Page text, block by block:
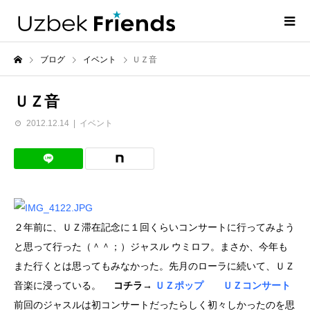
ブログ イベント ＵＺ音
ＵＺ音
2012.12.14 イベント
２年前に、ＵＺ滞在記念に１回くらいコンサートに行ってみよう
と思って行った（＾＾；）ジャスル ウミロフ。まさか、今年も
また行くとは思ってもみなかった。先月のローラに続いて、ＵＺ
音楽に浸っている。
コチラ→ ＵＺポップ
ＵＺコンサート
前回のジャスルは初コンサートだったらしく初々しかったのを思